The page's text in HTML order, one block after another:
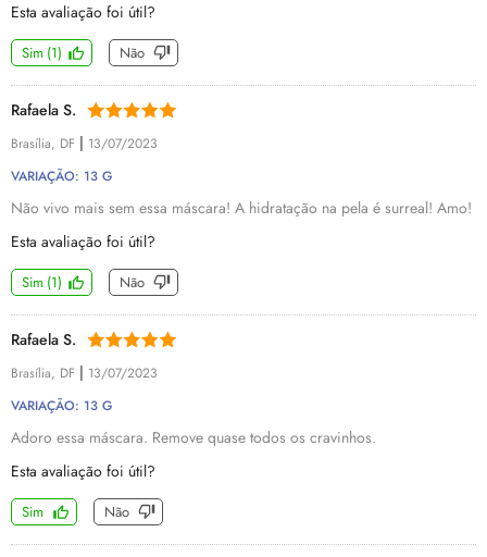
Esta avaliação foi útil?
Sim (1) Não
Rafaela S.
Brasília, DF | 13/07/2023
VARIAÇÃO: 13 G
Não vivo mais sem essa máscara! A hidratação na pela é surreal! Amo!
Esta avaliação foi útil?
Sim (1) Não
Rafaela S.
Brasília, DF | 13/07/2023
VARIAÇÃO: 13 G
Adoro essa máscara. Remove quase todos os cravinhos.
Esta avaliação foi útil?
Sim Não